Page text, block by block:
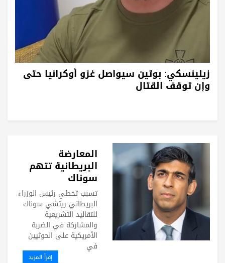
زيلينسكي: بوتين سيواصل غزو أوكرانيا حتى
وإن توقف القتال
المعارضة
البريطانية تتهم
سوناك
بـ"الاستهزاء
بالديمقراطية"
تسبب تخطي رئيس الوزراء
البريطاني ريتشي سوناك
للتقاليد التشريعية
والمشاركة في الضربة
الأمريكية على الحوثيين
في
إقرأ المزيد